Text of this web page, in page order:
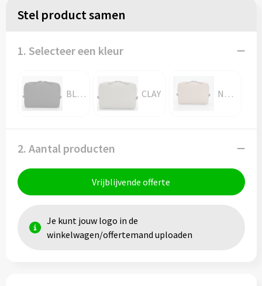
Stel product samen
1. Selecteer een kleur
BLACK CLAY NUDE PINK
2. Aantal producten
Vrijblijvende offerte
Je kunt jouw logo in de
winkelwagen/offertemand uploaden